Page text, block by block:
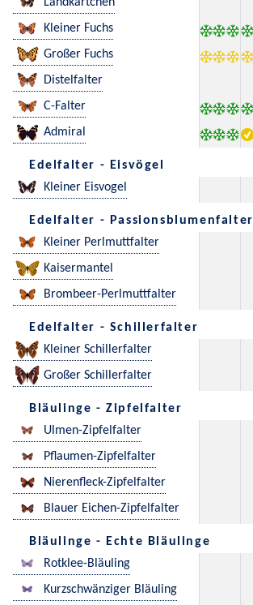
Kleiner Fuchs
Großer Fuchs
Distelfalter
C-Falter
Admiral
Edelfalter - Eisvögel
Kleiner Eisvogel
Edelfalter - Passionsblumenfalter
Kleiner Perlmuttfalter
Kaisermantel
Brombeer-Perlmuttfalter
Edelfalter - Schillerfalter
Kleiner Schillerfalter
Großer Schillerfalter
Bläulinge - Zipfelfalter
Ulmen-Zipfelfalter
Pflaumen-Zipfelfalter
Nierenfleck-Zipfelfalter
Blauer Eichen-Zipfelfalter
Bläulinge - Echte Bläulinge
Rotklee-Bläuling
Kurzschwänziger Bläuling